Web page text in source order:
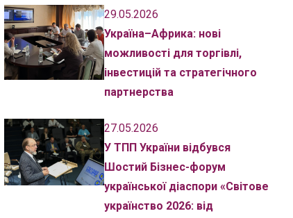
29.05.2026
Україна–Африка: нові
можливості для торгівлі,
інвестицій та стратегічного
партнерства
27.05.2026
У ТПП України відбувся
Шостий Бізнес-форум
української діаспори «Світове
українство 2026: від